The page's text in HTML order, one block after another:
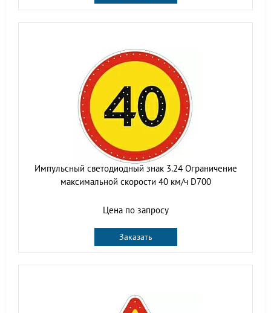
Импульсный светодиодный знак 3.24 Ограничение
максимальной скорости 40 км/ч D700
Цена по запросу
Заказать